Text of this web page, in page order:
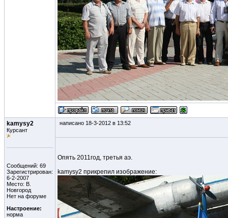
kamysy2
Курсант
Сообщений: 69
Зарегистрирован:
6-2-2007
Место: В.
Новгород
Нет на форуме
Настроение:
норма
написано 18-3-2012 в 13:52
Опять 2011год, третья аэ.
kamysy2 прикрепил изображение: